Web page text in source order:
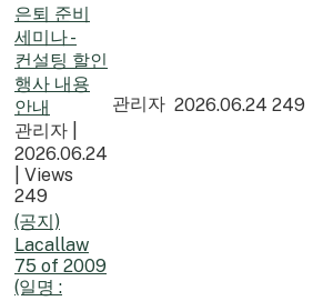
은퇴 준비
세미나 -
컨설팅 할인
행사 내용
안내
관리자
2026.06.24
Views
249
관리자 2026.06.24 249
(공지)
Lacallaw
75 of 2009
(일명 :